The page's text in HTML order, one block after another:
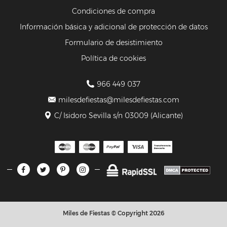
Condiciones de compra
Información básica y adicional de protección de datos
Formulario de desistimiento
Política de cookies
966 449 037
milesdefiestas@milesdefiestas.com
C/ Isidoro Sevilla s/n 03009 (Alicante)
Miles de Fiestas © Copyright 2026